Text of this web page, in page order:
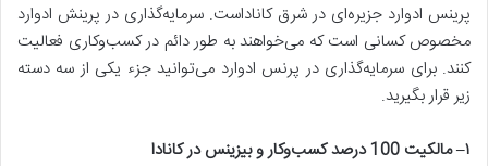
پرینس ادوارد جزیره‌ای در شرق کاناداست. سرمایه‌گذاری در پرینش ادوارد
مخصوص کسانی است که می‌خواهند به طور دائم در کسب‌وکاری فعالیت
کنند. برای سرمایه‌گذاری در پرنس ادوارد می‌توانید جزء یکی از سه دسته
زیر قرار بگیرید.
۱–مالکیت 100 درصد کسب‌و‌کار و بیزینس در کانادا